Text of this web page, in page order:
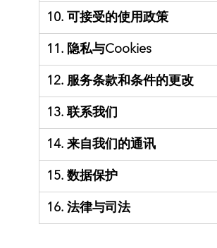
10. 可接受的使用政策
11. 隐私与Cookies
12. 服务条款和条件的更改
13. 联系我们
14. 来自我们的通讯
15. 数据保护
16. 法律与司法